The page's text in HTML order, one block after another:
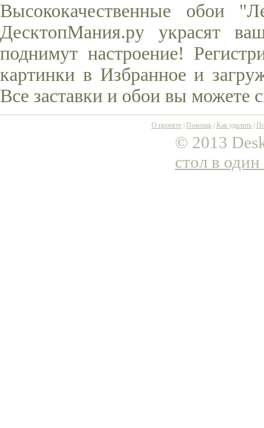
Высококачественные обои
ДесктопМания.ру украсят
поднимут настроение!
картинки в Избранное и
Все заставки и обои вы можете
О проекте Помощь Как удалить
© 2013
стол в